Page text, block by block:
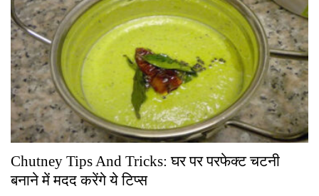
Chutney Tips And Tricks: घर पर परफेक्ट चटनी
बनाने में मदद करेंगे ये टिप्स